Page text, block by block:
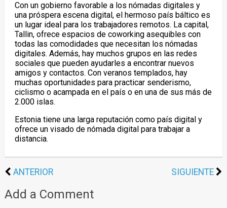
Con un gobierno favorable a los nómadas digitales y
una próspera escena digital, el hermoso país báltico es
un lugar ideal para los trabajadores remotos. La capital,
Tallin, ofrece espacios de coworking asequibles con
todas las comodidades que necesitan los nómadas
digitales. Además, hay muchos grupos en las redes
sociales que pueden ayudarles a encontrar nuevos
amigos y contactos. Con veranos templados, hay
muchas oportunidades para practicar senderismo,
ciclismo o acampada en el país o en una de sus más de
2.000 islas.
Estonia tiene una larga reputación como país digital y
ofrece un visado de nómada digital para trabajar a
distancia.
ANTERIOR SIGUIENTE
Add a Comment